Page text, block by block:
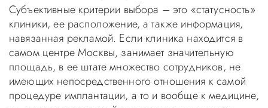
Субъективные критерии выбора – это «статусность»
клиники, ее расположение, а также информация,
навязанная рекламой. Если клиника находится в
самом центре Москвы, занимает значительную
площадь, в ее штате множество сотрудников, не
имеющих непосредственного отношения к самой
процедуре имплантации, а то и вообще к медицине,